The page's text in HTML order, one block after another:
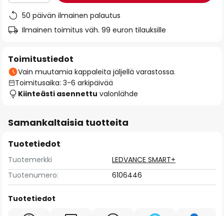
50 päivän ilmainen palautus
Ilmainen toimitus väh. 99 euron tilauksille
Toimitustiedot
Vain muutamia kappaleita jäljellä varastossa.
Toimitusaika: 3-6 arkipäivää
Kiinteästi asennettu valonlähde
Samankaltaisia tuotteita
Tuotetiedot
Tuotemerkki
LEDVANCE SMART+
Tuotenumero:
6106446
Tuotetiedot